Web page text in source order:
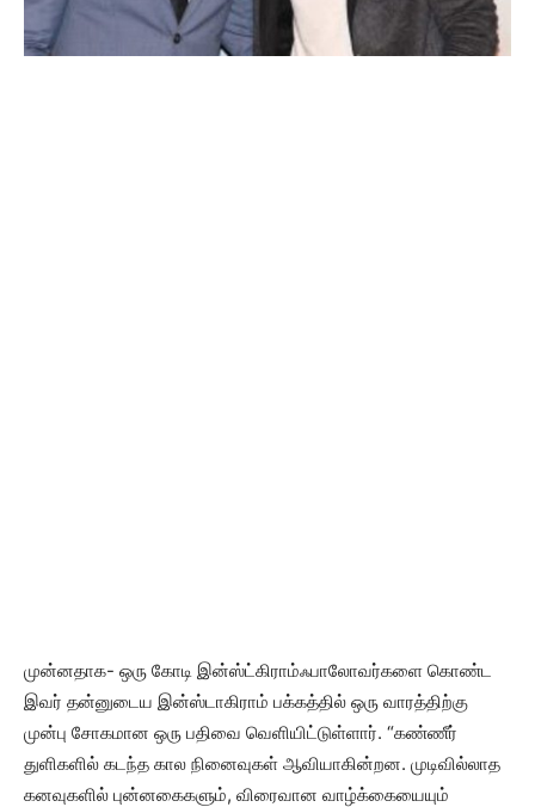
முன்னதாக- ஒரு கோடி இன்ஸ்ட்கிராம்ஃபாலோவர்களை கொண்ட
இவர் தன்னுடைய இன்ஸ்டாகிராம் பக்கத்தில் ஒரு வாரத்திற்கு
முன்பு சோகமான ஒரு பதிவை வெளியிட்டுள்ளார். “கண்ணீர்
துளிகளில் கடந்த கால நினைவுகள் ஆவியாகின்றன. முடிவில்லாத
கனவுகளில் புன்னகைகளும், விரைவான வாழ்க்கையையும்